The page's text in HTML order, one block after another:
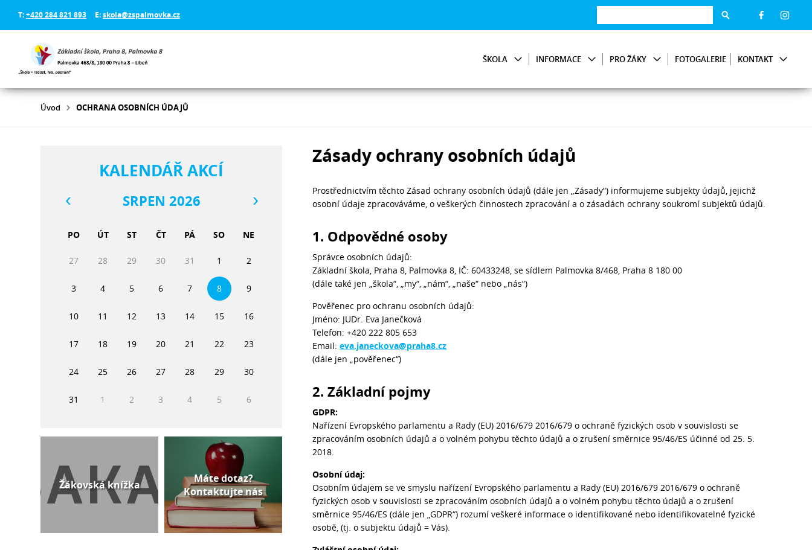
T:+420 284 821 893 E:skola@zspalmovka.cz
ŠKOLA INFORMACE PRO ŽÁKY FOTOGALERIE KONTAKT
Úvod OCHRANA OSOBNÍCH ÚDAJŮ
Zásady ochrany osobních údajů
Prostřednictvím těchto Zásad ochrany osobních údajů (dále jen „Zásady“) informujeme subjekty údajů, jejichž
osobní údaje zpracováváme, o veškerých činnostech zpracování a o zásadách ochrany soukromí subjektů údajů.
1. Odpovědné osoby
Správce osobních údajů:
Základní škola, Praha 8, Palmovka 8, IČ: 60433248, se sídlem Palmovka 8/468, Praha 8 180 00
(dále také jen „škola“, „my“, „nám“, „naše“ nebo „nás“)
Pověřenec pro ochranu osobních údajů:
Jméno: JUDr. Eva Janečková
Telefon: +420 222 805 653
Email:eva.janeckova@praha8.cz
(dále jen „pověřenec“)
2. Základní pojmy
GDPR:
Nařízení Evropského parlamentu a Rady (EU) 2016/679 2016/679 o ochraně fyzických osob v souvislosti se
zpracováním osobních údajů a o volném pohybu těchto údajů a o zrušení směrnice 95/46/ES účinné od 25. 5.
2018.
Osobní údaj:
Osobním údajem se ve smyslu nařízení Evropského parlamentu a Rady (EU) 2016/679 2016/679 o ochraně
fyzických osob v souvislosti se zpracováním osobních údajů a o volném pohybu těchto údajů a o zrušení
směrnice 95/46/ES (dále jen „GDPR“) rozumí veškeré informace o identifikované nebo identifikovatelné fyzické
osobě, (tj. o subjektu údajů = Vás).
KALENDÁŘ AKCÍ
SRPEN 2026
PO ÚT ST ČT PÁ SO NE
27 28 29 30 31 1 2
3 4 5 6 7 8 9
10 11 12 13 14 15 16
17 18 19 20 21 22 23
24 25 26 27 28 29 30
31 1 2 3 4 5 6
Žákovská knížka
Máte dotaz?
Kontaktujte nás